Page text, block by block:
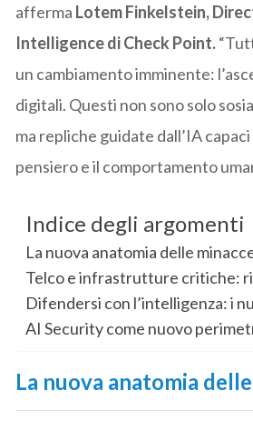
afferma Lotem Finkelstein,
Intelligence di Check Point.
un cambiamento imminente:
digitali. Questi non sono solo
ma repliche guidate dall’IA
pensiero e il comportamento
Indice degli argomenti
La nuova anatomia delle
Telco e infrastrutture critiche:
Difendersi con l’intelligenza: i
AI Security come nuovo
La nuova anatomia